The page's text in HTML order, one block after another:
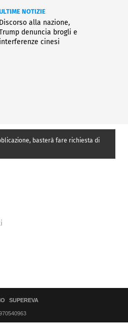
NOTIZIE
Discorso alla nazione,
denuncia brogli e
interferenze cinesi
basterà fare richiesta di
SUPEREVA